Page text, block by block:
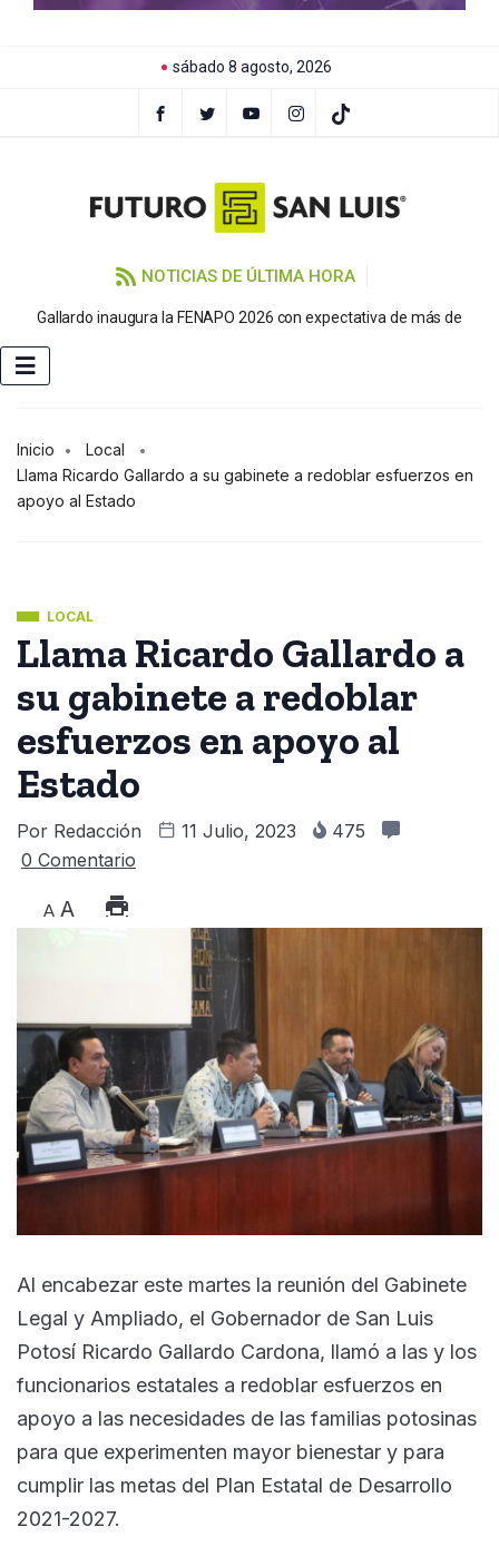
sábado 8 agosto, 2026
NOTICIAS DE ÚLTIMA HORA
Gallardo inaugura la FENAPO 2026 con expectativa de más de
Inicio
Local
Llama Ricardo Gallardo a su gabinete a redoblar esfuerzos en
apoyo al Estado
LOCAL
Llama Ricardo Gallardo a
su gabinete a redoblar
esfuerzos en apoyo al
Estado
Por Redacción 11 Julio, 2023
475
0 Comentario
A A
Al encabezar este martes la reunión del Gabinete
Legal y Ampliado, el Gobernador de San Luis
Potosí Ricardo Gallardo Cardona, llamó a las y los
funcionarios estatales a redoblar esfuerzos en
apoyo a las necesidades de las familias potosinas
para que experimenten mayor bienestar y para
cumplir las metas del Plan Estatal de Desarrollo
2021-2027.